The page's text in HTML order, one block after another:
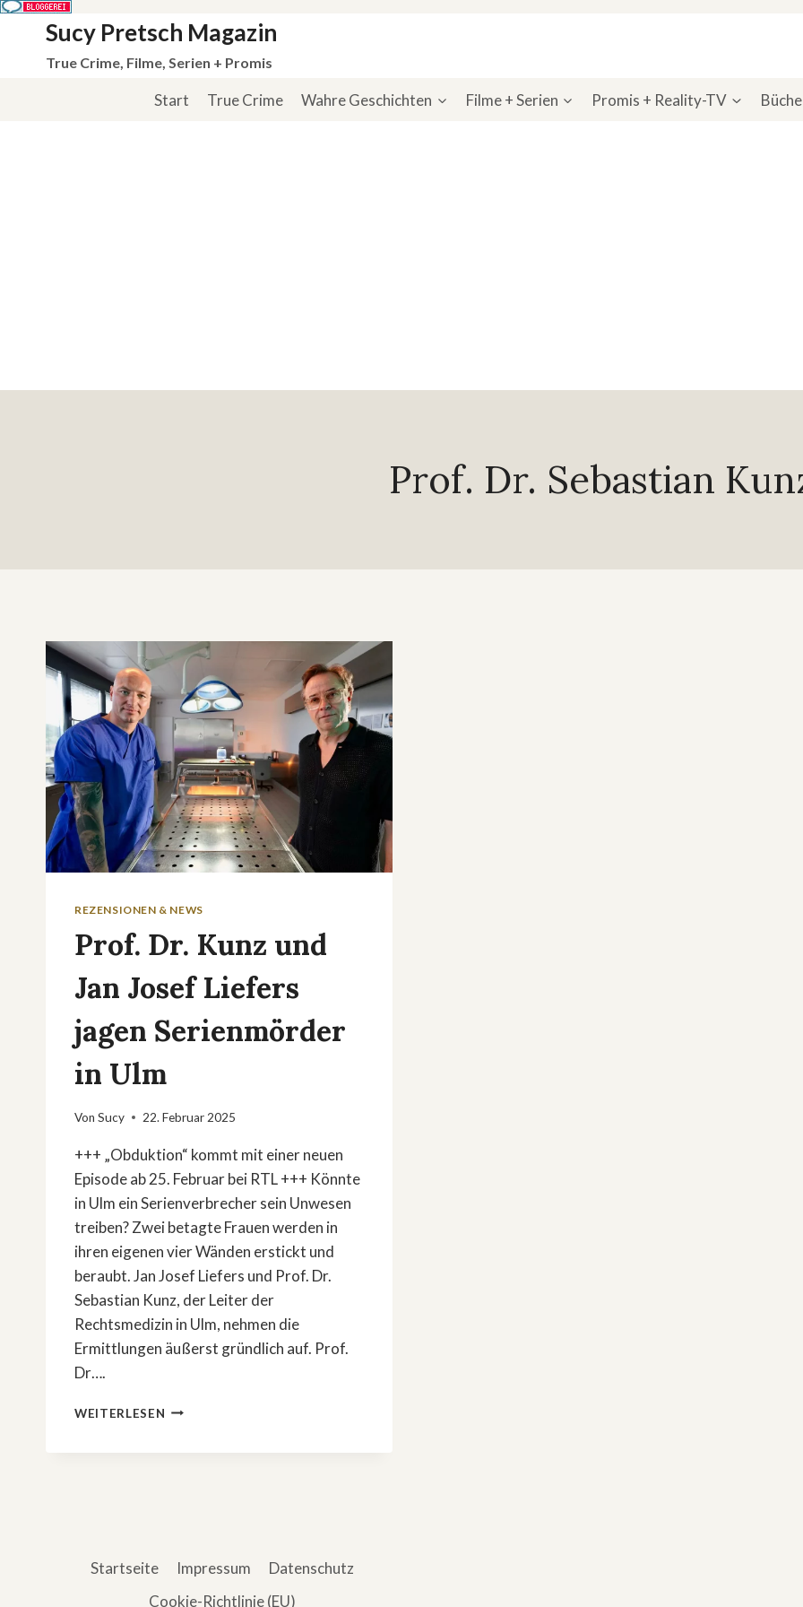
springen
Sucy Pretsch Magazin
True Crime, Filme, Serien + Promis
Start True Crime Wahre Geschichten Filme + Serien Promis + Reality-TV
Prof. Dr. Sebastian
REZENSIONEN & NEWS
Prof. Dr. Kunz und
Jan Josef Liefers
jagen Serienmörder
in Ulm
Von Sucy 22. Februar 2025
+++ „Obduktion“ kommt mit einer neuen
Episode ab 25. Februar bei RTL +++ Könnte
in Ulm ein Serienverbrecher sein Unwesen
treiben? Zwei betagte Frauen werden in
ihren eigenen vier Wänden erstickt und
beraubt. Jan Josef Liefers und Prof. Dr.
Sebastian Kunz, der Leiter der
Rechtsmedizin in Ulm, nehmen die
Ermittlungen äußerst gründlich auf. Prof.
Dr….
WEITERLESEN PROF.
ULM
Startseite Impressum
Datenschutz
Cookie-Richtlinie (EU)